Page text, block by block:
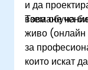
и да
вземане на
Това
живо (онлайн
за
които искат